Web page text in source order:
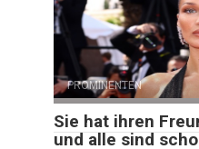
PROMINENTEN
Sie hat ihren
und alle sind